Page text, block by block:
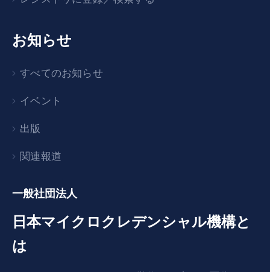
お知らせ
すべてのお知らせ
イベント
出版
関連報道
一般社団法人
日本マイクロクレデンシャル機構と
は